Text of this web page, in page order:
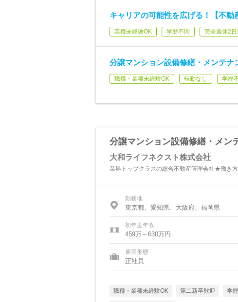
キャリアの可能性を広げる！【不動
業種未経験OK 学歴不問 完全週休2日
分譲マンション設備修繕・メンテナ
職種・業種未経験OK 転勤なし 学歴
分譲マンション設備修繕・メン
大和ライフネクスト株式会社
業界トップクラスの総合不動産管理会社★働き方
勤務地
東京都、愛知県、大阪府、福岡県
初年度年収
459万～630万円
雇用形態
正社員
職種・業種未経験OK 第二新卒歓迎 学